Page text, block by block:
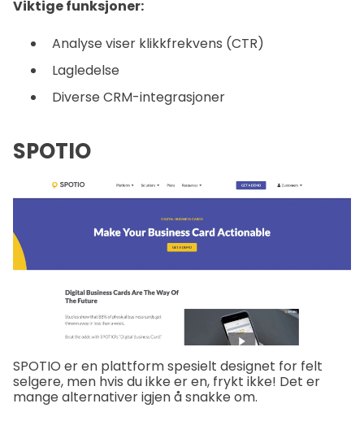
Viktige funksjoner:
Analyse viser klikkfrekvens (CTR)
Lagledelse
Diverse CRM-integrasjoner
SPOTIO
SPOTIO er en plattform spesielt designet for felt
selgere, men hvis du ikke er en, frykt ikke! Det er
mange alternativer igjen å snakke om.